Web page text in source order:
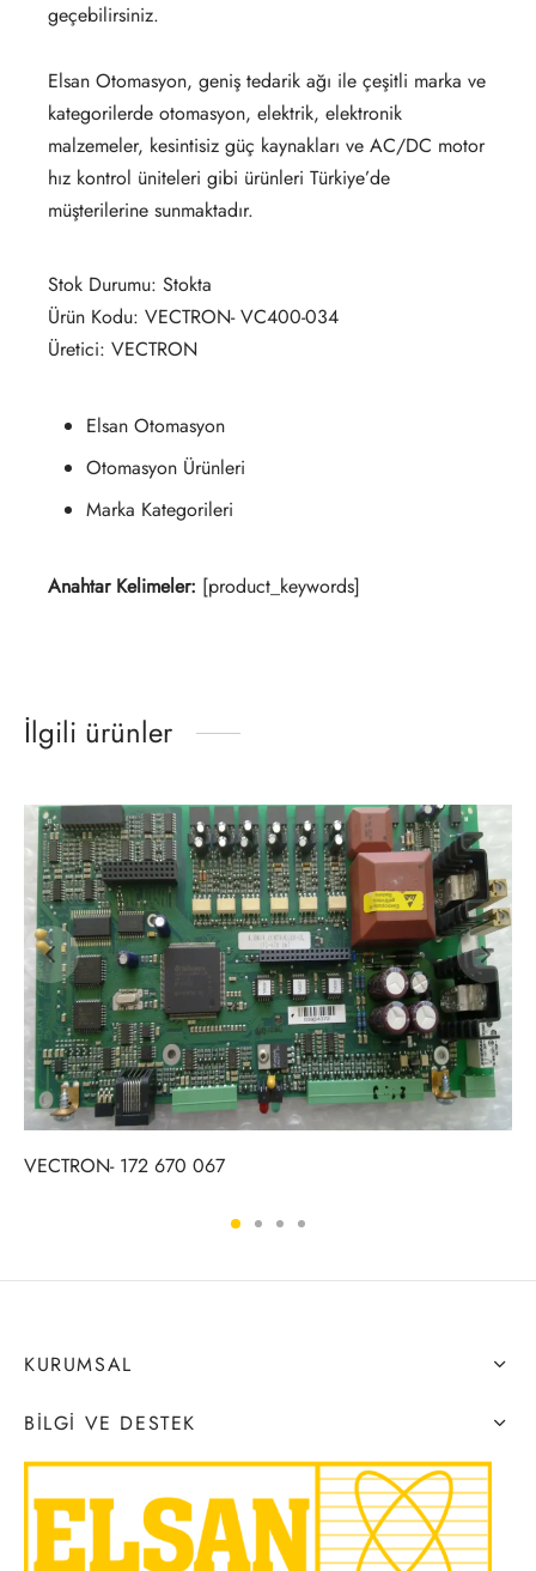
geçebilirsiniz.
Elsan Otomasyon, geniş tedarik ağı ile çeşitli marka ve
kategorilerde otomasyon, elektrik, elektronik
malzemeler, kesintisiz güç kaynakları ve AC/DC motor
hız kontrol üniteleri gibi ürünleri Türkiye’de
müşterilerine sunmaktadır.
Stok Durumu: Stokta
Ürün Kodu: VECTRON- VC400-034
Üretici: VECTRON
Elsan Otomasyon
Otomasyon Ürünleri
Marka Kategorileri
Anahtar Kelimeler: [product_keywords]
İlgili ürünler
VECTRON- 172 670 067
KURUMSAL
BILGI VE DESTEK